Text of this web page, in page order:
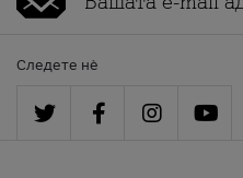
Следете нè